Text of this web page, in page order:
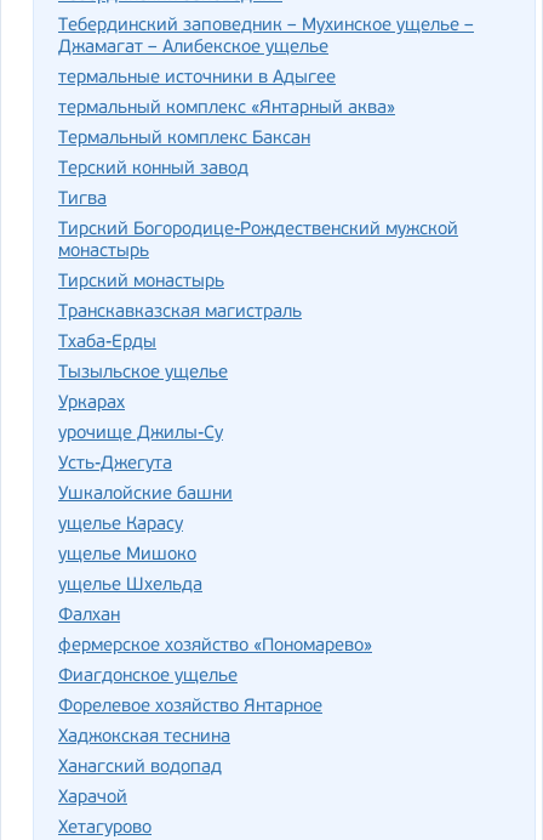
Тебердинский заповедник – Мухинское ущелье –
Джамагат – Алибекское ущелье
термальные источники в Адыгее
термальный комплекс «Янтарный аква»
Термальный комплекс Баксан
Терский конный завод
Тигва
Тирский Богородице-Рождественский мужской
монастырь
Тирский монастырь
Транскавказская магистраль
Тхаба-Ерды
Тызыльское ущелье
Уркарах
урочище Джилы-Су
Усть-Джегута
Ушкалойские башни
ущелье Карасу
ущелье Мишоко
ущелье Шхельда
Фалхан
фермерское хозяйство «Пономарево»
Фиагдонское ущелье
Форелевое хозяйство Янтарное
Хаджокская теснина
Ханагский водопад
Харачой
Хетагурово